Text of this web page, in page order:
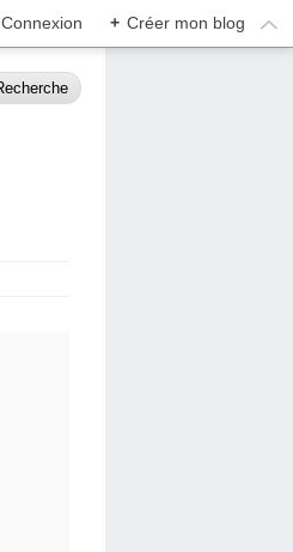
Connexion + Créer mon blog